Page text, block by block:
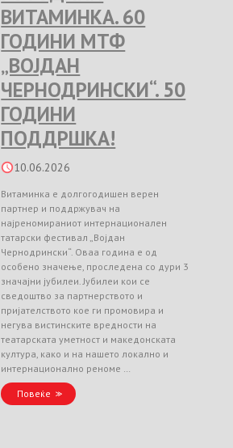
ВИТАМИНКА. 60
ГОДИНИ МТФ
„ВОЈДАН
ЧЕРНОДРИНСКИ“. 50
ГОДИНИ
ПОДДРШКА!
10.06.2026
Витаминка е долгогодишен верен
партнер и поддржувач на
најреномираниот интернационален
татарски фестивал „Војдан
Чернодрински“. Оваа година е од
особено значење, проследена со дури 3
значајни јубилеи. Јубилеи кои се
сведоштво за партнерството и
пријателството кое ги промовира и
негува вистинските вредности на
театарската уметност и македонската
култура, како и на нашето локално и
интернационално реноме …
Повеќе